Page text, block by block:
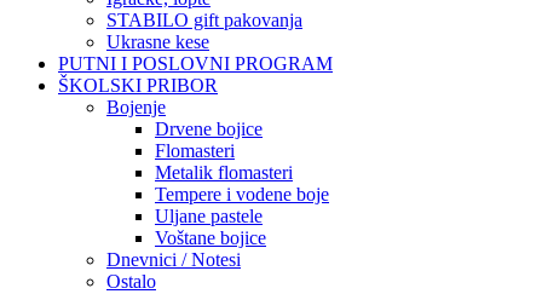
STABILO gift pakovanja
Ukrasne kese
PUTNI I POSLOVNI PROGRAM
ŠKOLSKI PRIBOR
Bojenje
Drvene bojice
Flomasteri
Metalik flomasteri
Tempere i vodene boje
Uljane pastele
Voštane bojice
Dnevnici / Notesi
Ostalo